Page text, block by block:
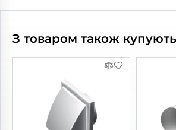
Артикул: 0688045358
Потужність:
28 Вт
З товаром також купують